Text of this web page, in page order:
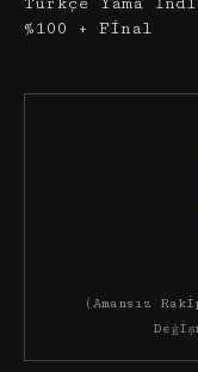
%100 + Final
(Amansız